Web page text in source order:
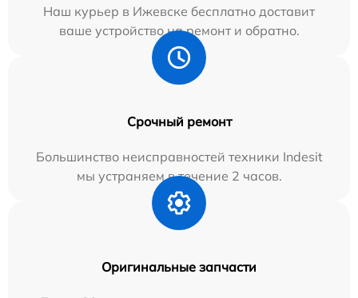
Наш курьер в Ижевске бесплатно доставит
ваше устройство на ремонт и обратно.
Срочный ремонт
Большинство неисправностей техники Indesit
мы устраняем в течение 2 часов.
Оригинальные запчасти